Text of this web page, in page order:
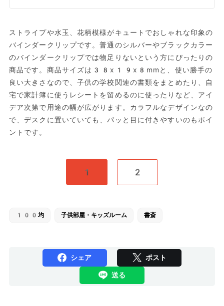
ストライプや水玉、花柄模様がキュートでおしゃれな印象の
バインダークリップです。普通のシルバーやブラックカラー
のバインダークリップでは物足りないという方にぴったりの
商品です。商品サイズは38x19x8mmと、使い勝手の
良い大きさなので、子供の学校関連の書類をまとめたり、自
宅で家計簿に使うレシートを留めるのに使ったりなど、アイ
デア次第で用途の幅が広がります。カラフルなデザインなの
で、デスクに置いていても、パッと目に付きやすいのもポイ
ントです。
1 2
100均 子供部屋・キッズルーム 書斎
シェア ポスト
送る